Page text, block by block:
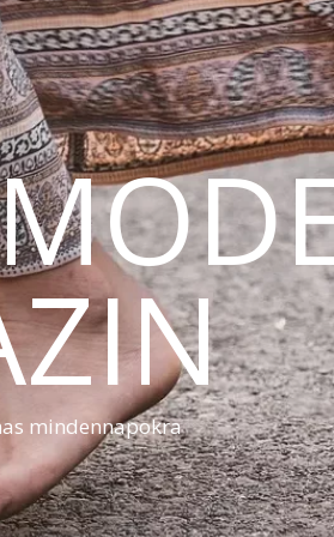
mindennapokra